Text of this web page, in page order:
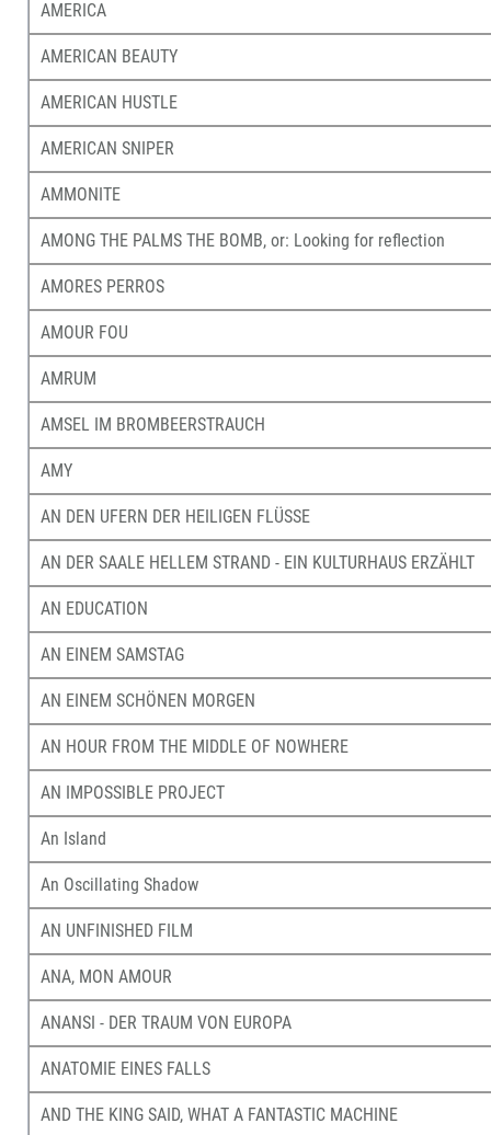
AMERICA
AMERICAN BEAUTY
AMERICAN HUSTLE
AMERICAN SNIPER
AMMONITE
AMONG THE PALMS THE BOMB, or: Looking for reflection
AMORES PERROS
AMOUR FOU
AMRUM
AMSEL IM BROMBEERSTRAUCH
AMY
AN DEN UFERN DER HEILIGEN FLÜSSE
AN DER SAALE HELLEM STRAND - EIN KULTURHAUS ERZÄHLT
AN EDUCATION
AN EINEM SAMSTAG
AN EINEM SCHÖNEN MORGEN
AN HOUR FROM THE MIDDLE OF NOWHERE
AN IMPOSSIBLE PROJECT
An Island
An Oscillating Shadow
AN UNFINISHED FILM
ANA, MON AMOUR
ANANSI - DER TRAUM VON EUROPA
ANATOMIE EINES FALLS
AND THE KING SAID, WHAT A FANTASTIC MACHINE